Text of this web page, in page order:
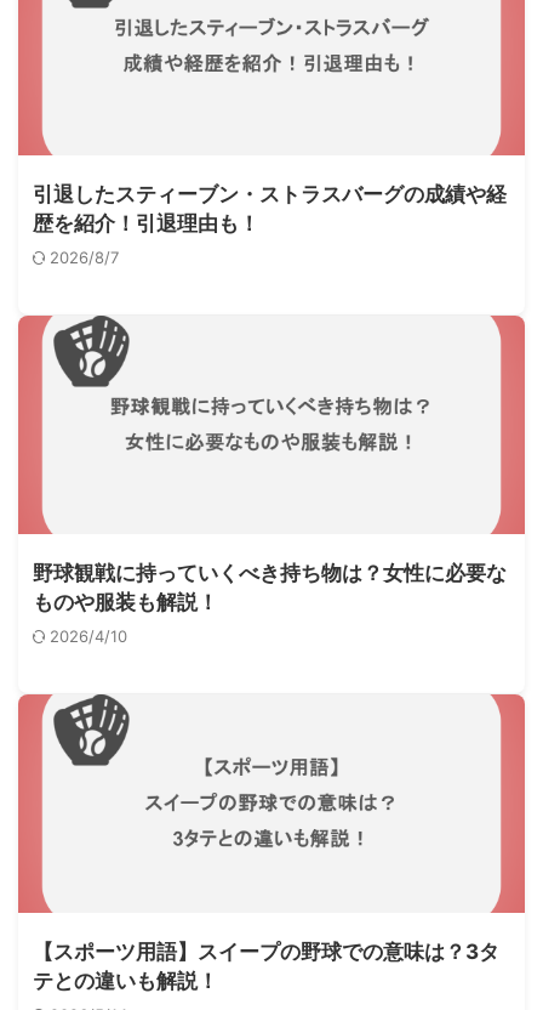
引退したスティーブン・ストラスバーグの成績や経
歴を紹介！引退理由も！
2026/8/7
野球観戦に持っていくべき持ち物は？女性に必要な
ものや服装も解説！
2026/4/10
【スポーツ用語】スイープの野球での意味は？3タ
テとの違いも解説！